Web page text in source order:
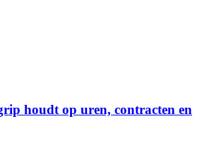
houdt op uren, contracten en